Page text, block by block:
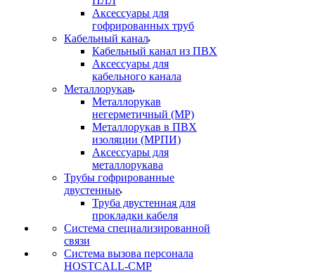
Аксессуары для
гофрированных труб
Кабельный канал
Кабельный канал из ПВХ
Аксессуары для
кабельного канала
Металлорукав
Металлорукав
негерметичный (МР)
Металлорукав в ПВХ
изоляции (МРПИ)
Аксессуары для
металлорукава
Трубы гофрированные
двустенные
Труба двустенная для
прокладки кабеля
Система специализированной
связи
Cистема вызова персонала
HOSTCALL-CMP